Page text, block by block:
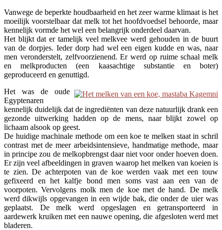
Vanwege de beperkte houdbaarheid en het zeer warme klimaat is het
moeilijk voorstelbaar dat melk tot het hoofdvoedsel behoorde, maar
kennelijk vormde het wel een belangrijk onderdeel daarvan.
Het blijkt dat er tamelijk veel melkvee werd gehouden in de buurt
van de dorpjes. Ieder dorp had wel een eigen kudde en was, naar
men veronderstelt, zelfvoorzienend. Er werd op ruime schaal melk
en melkproducten (een kaasachtige substantie en boter)
geproduceerd en genuttigd.
Het was de oude
Egyptenaren
kennelijk duidelijk dat de ingrediënten van deze natuurlijk drank een
gezonde uitwerking hadden op de mens, naar blijkt zowel op
lichaam alsook op geest.
De huidige machinale methode om een koe te melken staat in schril
contrast met de meer arbeidsintensieve, handmatige methode, maar
in principe zou de melkopbrengst daar niet voor onder hoeven doen.
Er zijn veel afbeeldingen in graven waarop het melken van koeien is
te zien. De achterpoten van de koe werden vaak met een touw
gefixeerd en het kalfje bond men soms vast aan een van de
voorpoten. Vervolgens molk men de koe met de hand. De melk
werd dikwijls opgevangen in een wijde bak, die onder de uier was
geplaatst. De melk werd opgeslagen en getransporteerd in
aardewerk kruiken met een nauwe opening, die afgesloten werd met
bladeren.